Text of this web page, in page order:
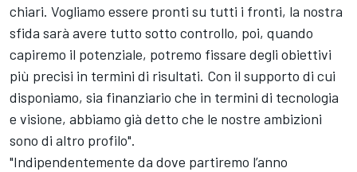
chiari. Vogliamo essere pronti su tutti i fronti, la nostra
sfida sarà avere tutto sotto controllo, poi, quando
capiremo il potenziale, potremo fissare degli obiettivi
più precisi in termini di risultati. Con il supporto di cui
disponiamo, sia finanziario che in termini di tecnologia
e visione, abbiamo già detto che le nostre ambizioni
sono di altro profilo".
"Indipendentemente da dove partiremo l’anno